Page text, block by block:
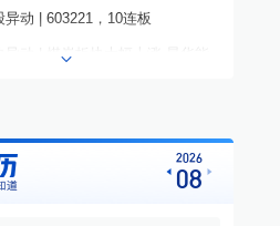
异动 | 603221，10连板
异动 | 煤炭板块大幅上涨 昊华能
2026
08